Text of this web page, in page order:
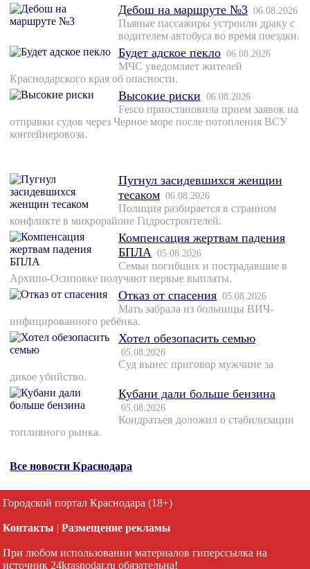
Дебош на маршруте №3 06.08.2026
Пьяные пассажиры устроили драку с
водителем автобуса во время поездки.
Будет адское пекло 06.08.2026
МЧС уведомляет жителей
Краснодарского края об опасности.
Высокие риски 06.08.2026
Fesco приостановила прием заявок на
отправки судов через Черное море после потопления ВСУ
контейнеровоза.
Пугнул засидевшихся женщин
тесаком 06.08.2026
Полиция разбирается в странном
конфликте в микрорайоне Гидростроителей.
Компенсация жертвам падения
БПЛА 05.08.2026
Семьи погибших и пострадавшие в
Архипо-Осиповке получают первые выплаты.
Отказ от спасения 05.08.2026
Мать забрала из больницы ВИЧ-
инфицированного ребёнка.
Хотел обезопасить семью
05.08.2026
Суд вынес приговор мужчине за
дикое убийство.
Кубани дали больше бензина
05.08.2026
Кондратьев доложил о стабилизации
топливного рынка.
Все новости Краснодара
Городской портал Краснодара (18+)
Контакты | Размещение рекламы
При любом использовании материалов гиперссылка на
источник 24krasnodar.ru обязательна!